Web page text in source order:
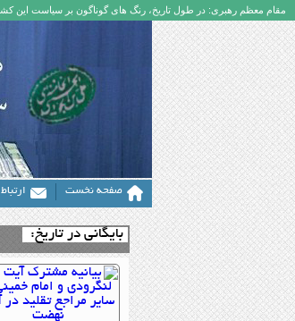
مقام معظم رهبری: در طول تاریخ، رنگ های گوناگون بر سیاست این کشور
صفحه نخست
بایگانی در تاریخ: